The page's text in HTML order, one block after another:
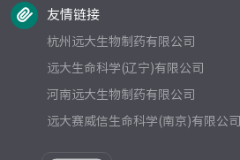
友情链接
杭州远大生物制药有限公司
远大生命科学(辽宁)有限公司
河南远大生物制药有限公司
远大赛威信生命科学(南京)有限公司